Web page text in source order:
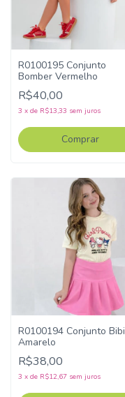
R0100195 Conjunto
Bomber Vermelho
R$40,00
3 x de R$13,33 sem juros
Comprar
R0100194 Conjunto Bibi
Amarelo
R$38,00
3 x de R$12,67 sem juros